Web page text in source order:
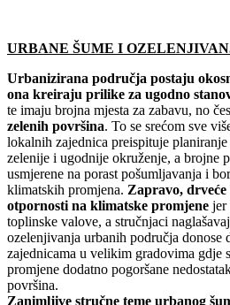
URBANE ŠUME I
Urbanizirana područja postaju
ona kreiraju prilike za ugodno
te imaju brojna mjesta za zabavu, no
zelenih površina. To se srećom sve
lokalnih zajednica preispituje
zelenije i ugodnije okruženje, a brojne
usmjerene na porast pošumljavanja i
klimatskih promjena. Zapravo, d
otpornosti na klimatske promjene jer
toplinske valove, a stručnjaci
ozelenjivanja urbanih područja donose
zajednicama u velikim gradovima gdje
promjene dodatno pogoršane
površina.
Zanimljive stručne teme urbanog